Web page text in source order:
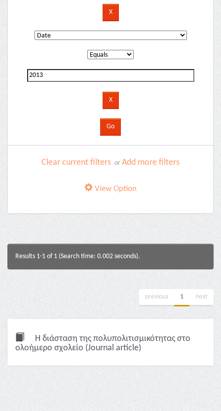
Clear current filters or Add more filters
View Option
Results 1-1 of 1 (Search time: 0.002 seconds).
previous 1 next
Η διάσταση της πολυπολιτισμικότητας στο
ολοήμερο σχολείο (Journal article)